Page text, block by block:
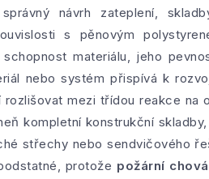
návrh zateplení,
s pěnovým
materiálu, jeho
nebo systém přispívá k
mezi třídou reakce na
kompletní konstrukční
střechy nebo sendvičového
protože požární